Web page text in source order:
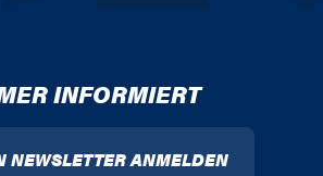
INFORMIERT
NEWSLETTER ANMELDEN